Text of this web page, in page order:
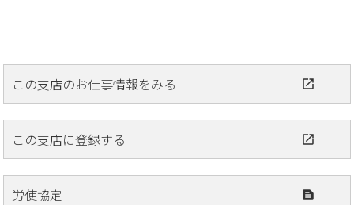
この支店のお仕事情報をみる
この支店に登録する
労使協定